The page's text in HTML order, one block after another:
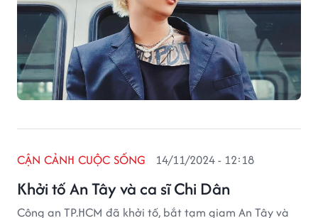
Khởi tố An Tây và ca sĩ Chi Dân
CẬN CẢNH CUỘC SỐNG 14/11/2024 - 12:18
Công an TP.HCM đã khởi tố, bắt tạm giam An Tây và